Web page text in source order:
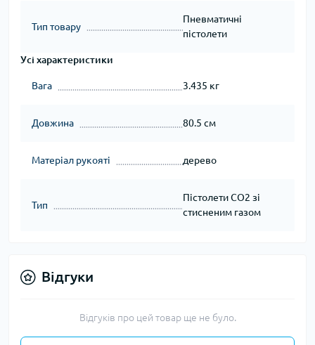
Тип товару
Пневматичні
пістолети
Усі характеристики
Вага 3.435 кг
Довжина 80.5 см
Матеріал рукояті дерево
Тип
Пістолети CO2 зі
стисненим газом
Відгуки
Відгуків про цей товар ще не було.